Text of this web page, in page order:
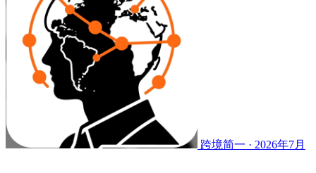
跨境简一 · 2026年7月